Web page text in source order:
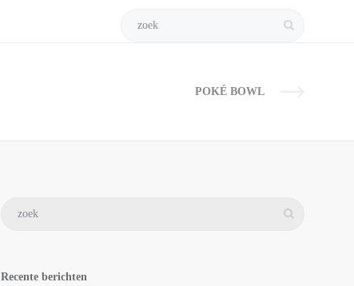
POKÉ BOWL
Recente berichten